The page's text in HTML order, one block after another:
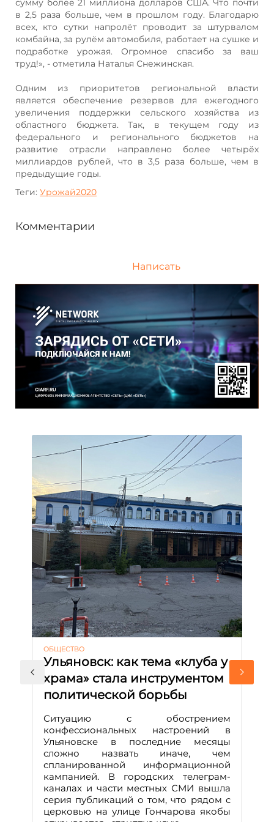
в 2,5 раза больше, чем в прошлом году. Благодарю
всех, кто сутки напролёт проводит за штурвалом
комбайна, за рулём автомобиля, работает на сушке и
подработке урожая. Огромное спасибо за ваш
труд!», - отметила Наталья Снежинская.
Одним из приоритетов региональной власти
является обеспечение резервов для ежегодного
увеличения поддержки сельского хозяйства из
областного бюджета. Так, в текущем году из
федерального и регионального бюджетов на
развитие отрасли направлено более четырёх
миллиардов рублей, что в 3,5 раза больше, чем в
предыдущие годы.
Теги: Урожай2020
Комментарии
Написать
ОБЩЕСТВО
Ульяновск: как тема «клуба у
храма» стала инструментом
политической борьбы
Ситуацию с обострением
конфессиональных настроений в
Ульяновске в последние месяцы
сложно назвать иначе, чем
спланированной информационной
кампанией. В городских телеграм-
каналах и части местных СМИ вышла
серия публикаций о том, что рядом с
церковью на улице Гончарова якобы